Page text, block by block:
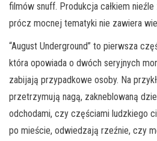
filmów snuff. Produkcja całkiem nieźle
prócz mocnej tematyki nie zawiera
“August Underground” to pierwsza
która opowiada o dwóch seryjnych
zabijają przypadkowe osoby. Na
przetrzymują nagą, zakneblowaną
odchodami, czy częściami ludzkiego
po mieście, odwiedzają rzeźnie, czy